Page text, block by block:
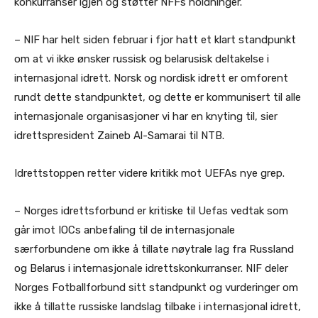
– NIF har helt siden februar i fjor hatt et klart standpunkt
om at vi ikke ønsker russisk og belarusisk deltakelse i
internasjonal idrett. Norsk og nordisk idrett er omforent
rundt dette standpunktet, og dette er kommunisert til alle
internasjonale organisasjoner vi har en knyting til, sier
idrettspresident Zaineb Al-Samarai til NTB.
Idrettstoppen retter videre kritikk mot UEFAs nye grep.
– Norges idrettsforbund er kritiske til Uefas vedtak som
går imot IOCs anbefaling til de internasjonale
særforbundene om ikke å tillate nøytrale lag fra Russland
og Belarus i internasjonale idrettskonkurranser. NIF deler
Norges Fotballforbund sitt standpunkt og vurderinger om
ikke å tillatte russiske landslag tilbake i internasjonal idrett,